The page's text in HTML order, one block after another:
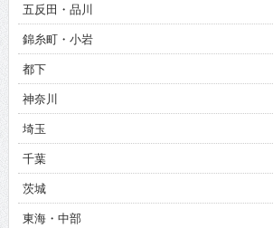
五反田・品川
錦糸町・小岩
都下
神奈川
埼玉
千葉
茨城
東海・中部